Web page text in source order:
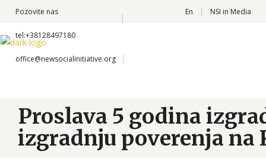
Pozovite nas
tel:+38128497180
office@newsocialinitiative.org
En NSI in Media
Proslava 5 godina
izgradnju poverenja na